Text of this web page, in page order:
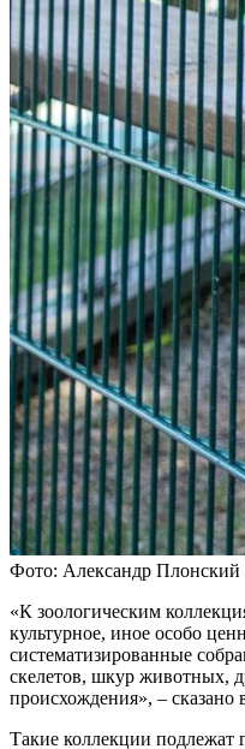
Фото: Александр
«К зоологическим
культурное, иное особо
систематизированные
скелетов, шкур животных,
происхождения», – сказано
Такие коллекции подлежат